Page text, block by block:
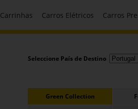
Carrinhas Carros Elétricos Carros
Seleccione País de Destino
Green Collection